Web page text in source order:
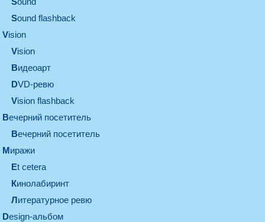
Sound flashback
vision
vision
видеоарт
DVD-ревю
Vision flashback
вечерний посетитель
вечерний посетитель
миражи
et cetera
кинолабиринт
литературное ревю
design-альбом